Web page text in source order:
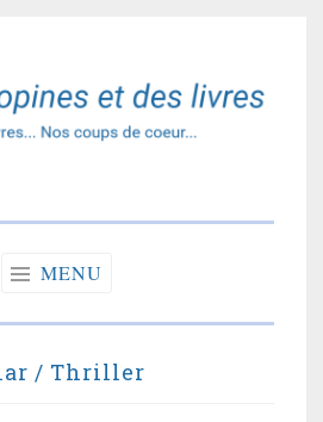
2 copines et des
de coeur…
MENU
/ Thriller